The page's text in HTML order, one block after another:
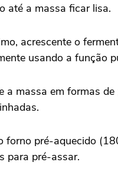
até a massa ficar lisa.
acrescente o
usando a função
a massa em formas
forno pré-aquecido
para pré-assar.